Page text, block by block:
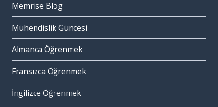
Memrise Blog
Mühendislik Güncesi
Almanca Öğrenmek
Fransızca Öğrenmek
İngilizce Öğrenmek